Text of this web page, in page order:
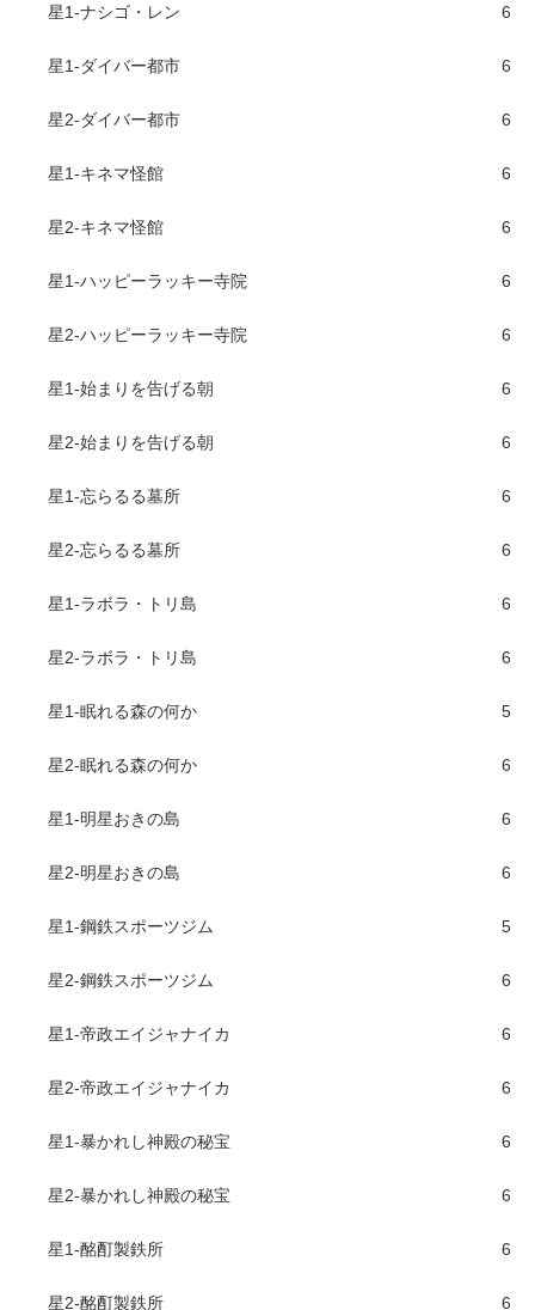
星1-ナシゴ・レン 6
星1-ダイバー都市 6
星2-ダイバー都市 6
星1-キネマ怪館 6
星2-キネマ怪館 6
星1-ハッピーラッキー寺院 6
星2-ハッピーラッキー寺院 6
星1-始まりを告げる朝 6
星2-始まりを告げる朝 6
星1-忘らるる墓所 6
星2-忘らるる墓所 6
星1-ラボラ・トリ島 6
星2-ラボラ・トリ島 6
星1-眠れる森の何か 5
星2-眠れる森の何か 6
星1-明星おきの島 6
星2-明星おきの島 6
星1-鋼鉄スポーツジム 5
星2-鋼鉄スポーツジム 6
星1-帝政エイジャナイカ 6
星2-帝政エイジャナイカ 6
星1-暴かれし神殿の秘宝 6
星2-暴かれし神殿の秘宝 6
星1-酩酊製鉄所 6
星2-酩酊製鉄所 6